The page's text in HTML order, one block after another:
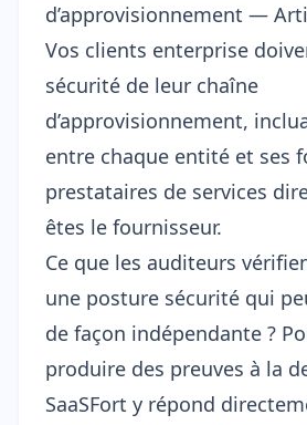
d’approvisionnement —
Vos clients enterprise
sécurité de leur chaîne
d’approvisionnement,
entre chaque entité et ses
prestataires de services
êtes le fournisseur.
Ce que les auditeurs
une posture sécurité qui
de façon indépendante ?
produire des preuves à la
SaaSFort y répond